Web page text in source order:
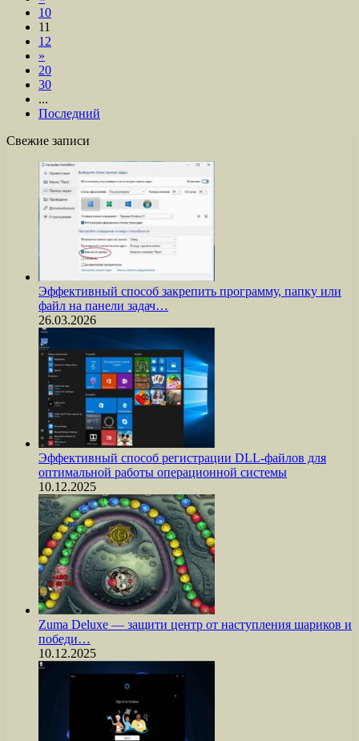
10
11
12
»
20
30
...
Последний
Свежие записи
Эффективный способ закрепить программу, папку или
файл на панели задач…
26.03.2026
Эффективный способ регистрации DLL-файлов для
оптимальной работы операционной системы
10.12.2025
Zuma Deluxe — защити центр от наступления шариков и
победи…
10.12.2025